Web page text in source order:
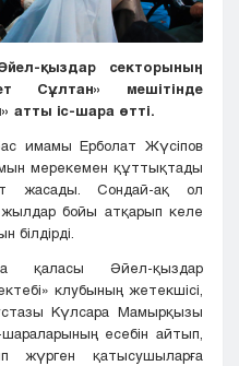
қыздар секторының
Сұлтан» мешітінде
атты іс-шара өтті.
имамы Ерболат Жүсіпов
мерекемен құттықтады
жасады. Сондай-ақ ол
бойы атқарып келе
білдірді.
қаласы Әйел-қыздар
клубының жетекшісі,
Күлсара Мамырқызы
есебін айтып,
жүрген қатысушыларға